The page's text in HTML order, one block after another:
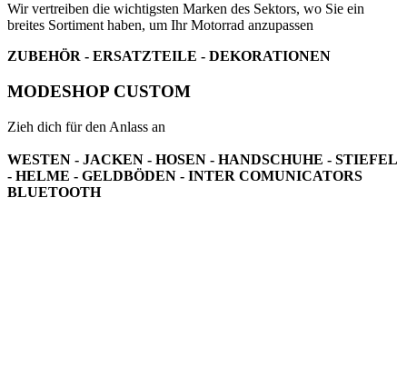
Wir vertreiben die wichtigsten Marken des Sektors, wo Sie ein
breites Sortiment haben, um Ihr Motorrad anzupassen
ZUBEHÖR - ERSATZTEILE - DEKORATIONEN
MODESHOP CUSTOM
Zieh dich für den Anlass an
WESTEN - JACKEN - HOSEN - HANDSCHUHE - STIEFEL
- HELME - GELDBÖDEN - INTER COMUNICATORS
BLUETOOTH